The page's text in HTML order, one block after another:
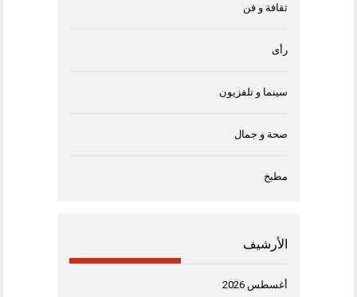
ثقافة و فن
رأى
سينما و تلفزيون
صحة و جمال
مطبخ
الأرشيف
أغسطس 2026